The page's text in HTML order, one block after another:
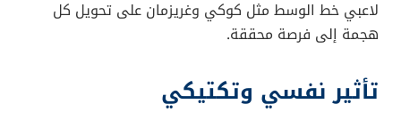
لاعبي خط الوسط مثل كوكي وغريزمان على تحويل كل
هجمة إلى فرصة محققة.
تأثير نفسي وتكتيكي